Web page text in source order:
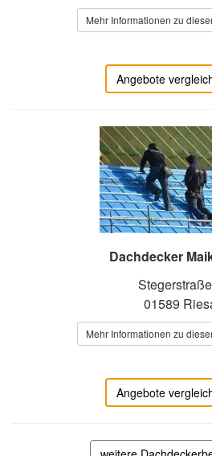
Mehr Informationen zu
Angebote
Dachdecker
01589
Mehr Informationen zu
Angebote